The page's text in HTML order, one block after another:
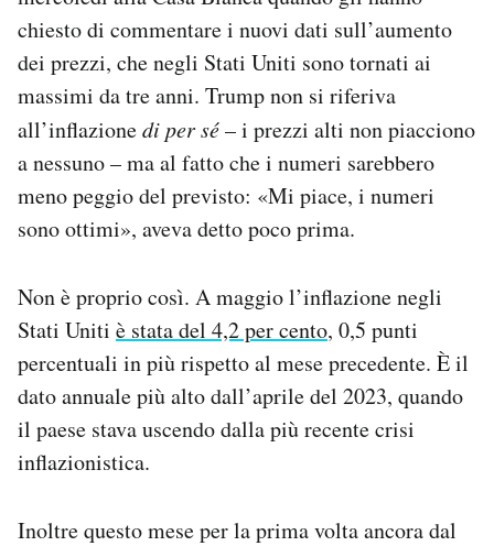
Hai bisogno di aiuto?
Esci
chiesto di commentare i nuovi dati sull’aumento
dei prezzi, che negli Stati Uniti sono tornati ai
massimi da tre anni. Trump non si riferiva
all’inflazionedi per sé– i prezzi alti non piacciono
a nessuno – ma al fatto che i numeri sarebbero
meno peggio del previsto: «Mi piace, i numeri
sono ottimi», aveva detto poco prima.
Non è proprio così. A maggio l’inflazione negli
Stati Uniti è stata del 4,2 per cento, 0,5 punti
percentuali in più rispetto al mese precedente. È il
dato annuale più alto dall’aprile del 2023, quando
il paese stava uscendo dalla più recente crisi
inflazionistica.
Inoltre questo mese per la prima volta ancora dal